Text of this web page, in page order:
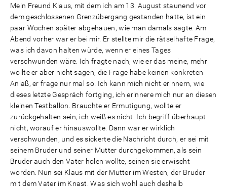
Mein Freund Klaus, mit dem ich am 13. August staunend vor
dem geschlossenen Grenzübergang gestanden hatte, ist ein
paar Wochen später abgehauen, wie man damals sagte. Am
Abend vorher war er bei mir. Er stellte mir die rätselhafte Frage,
was ich davon halten würde, wenn er eines Tages
verschwunden wäre. Ich fragte nach, wie er das meine, mehr
wollte er aber nicht sagen, die Frage habe keinen konkreten
Anlaß, er frage nur mal so. Ich kann mich nicht erinnern, wie
dieses letzte Gespräch fortging, ich erinnere mich nur an diesen
kleinen Testballon. Brauchte er Ermutigung, wollte er
zurückgehalten sein, ich weiß es nicht. Ich begriff überhaupt
nicht, worauf er hinauswollte. Dann war er wirklich
verschwunden, und es sickerte die Nachricht durch, er sei mit
seinem Bruder und seiner Mutter durchgekommen, als sein
Bruder auch den Vater holen wollte, seinen sie erwischt
worden. Nun sei Klaus mit der Mutter im Westen, der Bruder
mit dem Vater im Knast. Was sich wohl auch deshalb